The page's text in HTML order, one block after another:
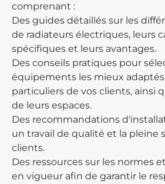
comprenant :
Des guides détaillés sur les
de radiateurs électriques, leurs
spécifiques et leurs avantages.
Des conseils pratiques pour
équipements les mieux
particuliers de vos clients, ainsi
de leurs espaces.
Des recommandations
un travail de qualité et la pleine
clients.
Des ressources sur les normes
en vigueur afin de garantir le